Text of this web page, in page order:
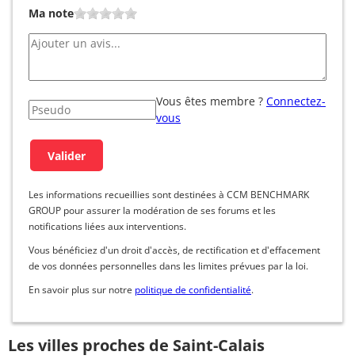
Ma note
Vous êtes membre ? Connectez-
vous
Les informations recueillies sont destinées à CCM BENCHMARK
GROUP pour assurer la modération de ses forums et les
notifications liées aux interventions.
Vous bénéficiez d'un droit d'accès, de rectification et d'effacement
de vos données personnelles dans les limites prévues par la loi.
En savoir plus sur notre politique de confidentialité.
Les villes proches de Saint-Calais